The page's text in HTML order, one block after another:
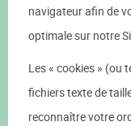
navigateur afin de
optimale sur notre
Les « cookies » (ou
fichiers texte de
reconnaître votre